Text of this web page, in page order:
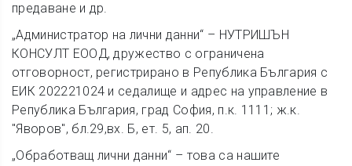
предаване и др.
„Администратор на лични данни“ – НУТРИШЪН
КОНСУЛТ ЕООД, дружество с ограничена
отговорност, регистрирано в Република България с
ЕИК 202221024 и седалище и адрес на управление в
Република България, град София, п.к. 1111; ж.к.
"Яворов", бл.29,вх. Б, ет. 5, ап. 20.
„Обработващ лични данни“ – това са нашите